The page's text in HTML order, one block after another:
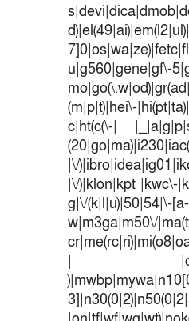
u|g560|gene|gf\-
(m|p|t)|hei\-
c|ht(c(\-|
|\/
|\/)|klon|kpt |kwc\-
g|\/(k|l|u)|50|54|\-
w|m3ga|m50\/
|